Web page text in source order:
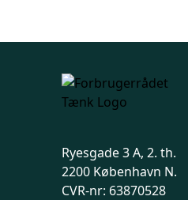
Ryesgade 3 A, 2. th.
2200 København N.
CVR-nr: 63870528